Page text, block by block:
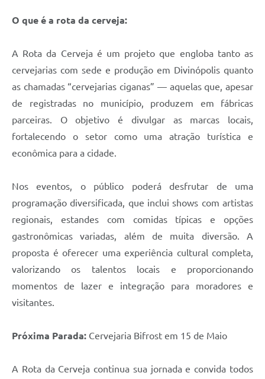
O que é a rota da cerveja:
A Rota da Cerveja é um projeto que engloba tanto as
cervejarias com sede e produção em Divinópolis quanto
as chamadas “cervejarias ciganas” — aquelas que, apesar
de registradas no município, produzem em fábricas
parceiras. O objetivo é divulgar as marcas locais,
fortalecendo o setor como uma atração turística e
econômica para a cidade.
Nos eventos, o público poderá desfrutar de uma
programação diversificada, que inclui shows com artistas
regionais, estandes com comidas típicas e opções
gastronômicas variadas, além de muita diversão. A
proposta é oferecer uma experiência cultural completa,
valorizando os talentos locais e proporcionando
momentos de lazer e integração para moradores e
visitantes.
Próxima Parada: Cervejaria Bifrost em 15 de Maio
A Rota da Cerveja continua sua jornada e convida todos